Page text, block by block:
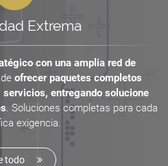
Extrema
con una amplia red de
ofrecer paquetes completos
entregando solucione
. Soluciones completas para cada
exigencia.
todo